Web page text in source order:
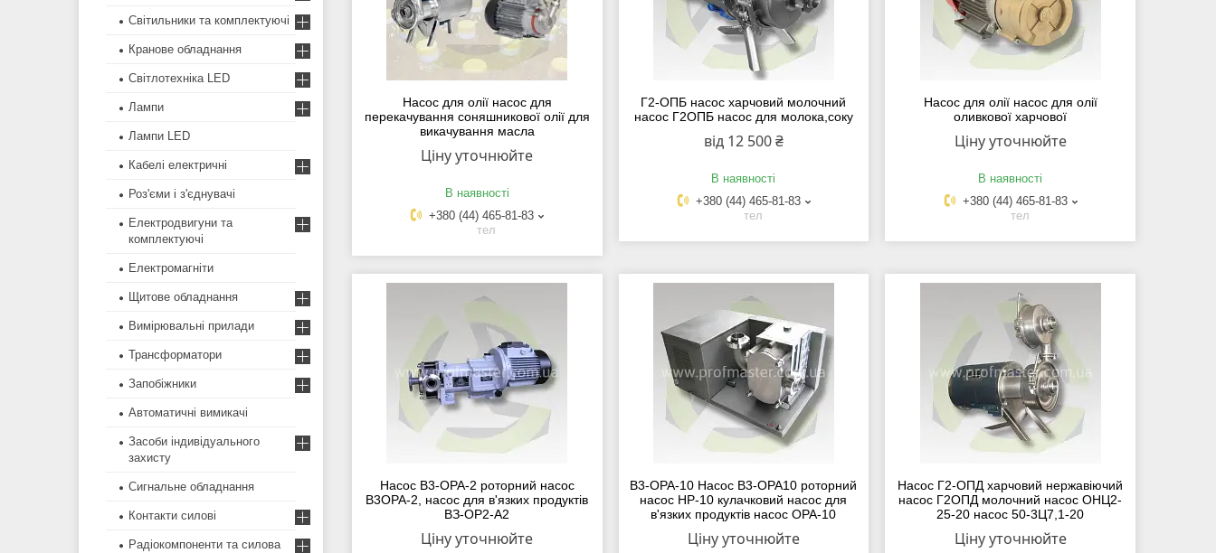
Насос для олії насос для
перекачування соняшникової олії для
викачування масла
Ціну уточнюйте
В наявності
+380 (44) 465-81-83
тел
Г2-ОПБ насос харчовий молочний
насос Г2ОПБ насос для молока,соку
від 12 500 ₴
В наявності
+380 (44) 465-81-83
тел
Насос для олії насос для олії
оливкової харчової
Ціну уточнюйте
В наявності
+380 (44) 465-81-83
тел
Насос В3-ОРА-2 роторний насос
В3ОРА-2, насос для в'язких продуктів
ВЗ-ОР2-А2
Ціну уточнюйте
В3-ОРА-10 Насос В3-ОРА10 роторний
насос НР-10 кулачковий насос для
в'язких продуктів насос ОРА-10
Ціну уточнюйте
Насос Г2-ОПД харчовий нержавіючий
насос Г2ОПД молочний насос ОНЦ2-
25-20 насос 50-3Ц7,1-20
Ціну уточнюйте
Світильники та комплектуючі
Кранове обладнання
Світлотехніка LED
Лампи
Лампи LED
Кабелі електричні
Роз'єми і з'єднувачі
Електродвигуни та
комплектуючі
Електромагніти
Щитове обладнання
Вимірювальні прилади
Трансформатори
Запобіжники
Автоматичні вимикачі
Засоби індивідуального
захисту
Сигнальне обладнання
Контакти силові
Радіокомпоненти та силова